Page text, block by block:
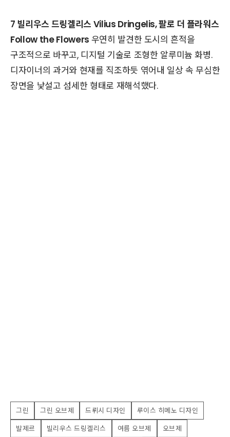
7 빌리우스 드링겔리스 Vilius Dringelis, 팔로 더 플라워스
Follow the Flowers 우연히 발견한 도시의 흔적을
구조적으로 바꾸고, 디지털 기술로 조형한 알루미늄 화병.
디자이너의 과거와 현재를 직조하듯 엮어내 일상 속 무심한
장면을 낯설고 섬세한 형태로 재해석했다.
그린 그린 오브제 드뤼시 디자인
루이스 히메노 디자인
발제르
빌리우스 드링겔리스 여름 오브제
오브제